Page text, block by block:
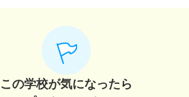
この学校が気になったら